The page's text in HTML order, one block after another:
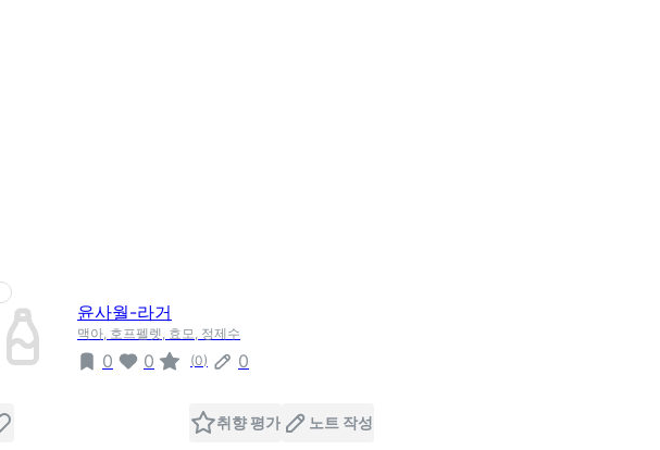
윤사월-라거
맥아, 호프펠렛, 효모, 정제수
0 0 (0) 0
취향 평가 노트 작성